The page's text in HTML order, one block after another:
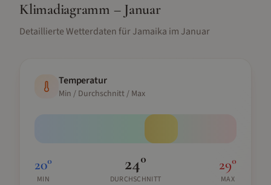
Klimadiagramm – Januar
Detaillierte Wetterdaten fürJamaika im Januar
Temperatur
Min / Durchschnitt / Max
20°
MIN
24°
DURCHSCHNITT
29°
MAX